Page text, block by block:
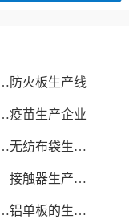
品生产厂 防火板生产线
生产厂家疫苗生产企业
生产厂家 无纺布袋生产厂家
接触器生产厂家
生产厂家 铝单板的生产厂家